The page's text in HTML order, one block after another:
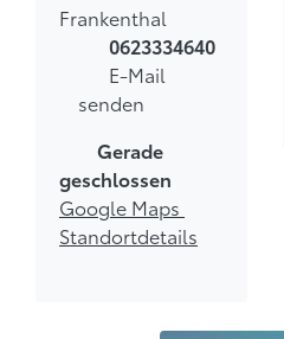
Frankenthal
0623334640
E-Mail
senden
Gerade
geschlossen
Google Maps
Standortdetails